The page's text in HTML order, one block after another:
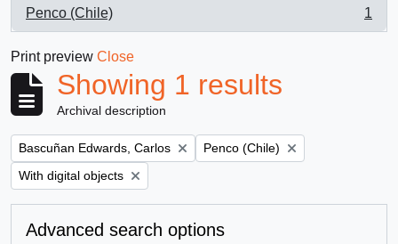
Penco (Chile)
, 1 results
1
Print preview Close
Showing 1 results
Archival description
Remove filter:
Bascuñan Edwards, Carlos Remove filter:
Penco (Chile)
Remove filter:
With digital objects
Advanced search options